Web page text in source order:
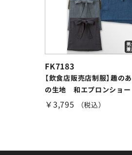
FK7183
【飲食店販売店制服】趣の
の生地 和エプロンショー
￥3,795 （税込）